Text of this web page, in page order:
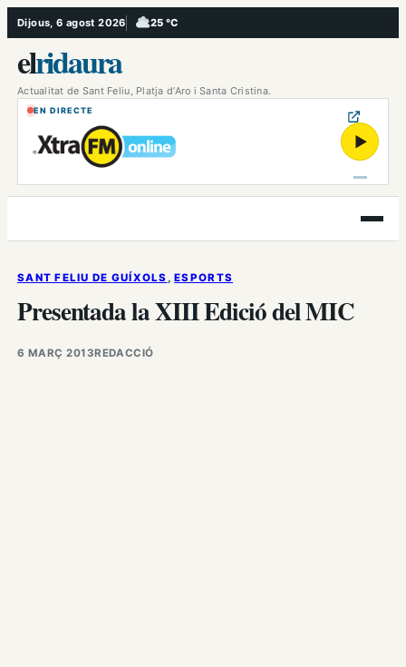
Vés
al
contingut
Dijous, 6 agost 2026 25 °C
, Ennuvolat
elridaura
Actualitat de Sant Feliu, Platja d’Aro i Santa Cristina.
EN DIRECTE
▶
Obre
el
SANT FELIU DE GUÍXOLS , ESPORTS
Presentada la XIII Edició del MIC
6 MARÇ 2013REDACCIÓ